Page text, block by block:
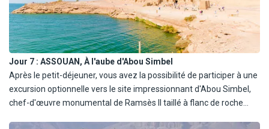
Jour 7 : ASSOUAN, À l'aube d'Abou Simbel
Après le petit-déjeuner, vous avez la possibilité de participer à une
excursion optionnelle vers le site impressionnant d'Abou Simbel,
chef-d'œuvre monumental de Ramsès II taillé à flanc de roche